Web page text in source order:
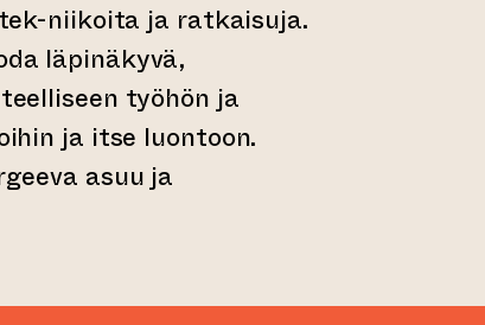
niikoita ja ratkaisuja.
läpinäkyvä,
työhön ja
ja itse luontoon.
asuu ja